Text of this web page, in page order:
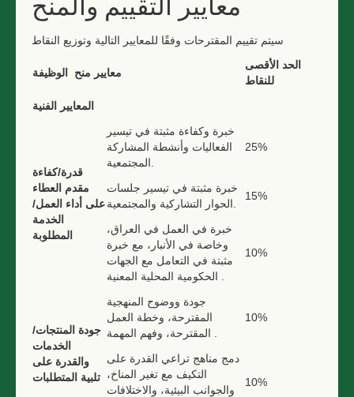
معايير التقييم والمنح
سيتم تقييم المقترحات وفقًا للمعايير التالية وتوزيع النقاط
معايير منح الوظيفة
الحد الأقصى
للنقاط
المعايير الفنية
قدرة/كفاءة
مقدم العطاء
على أداء العمل/
الخدمة
المطلوبة
خبرة وكفاءة مثبتة في تيسير
الفعاليات وأنشطة المشاركة
25%
خبرة مثبتة في تيسير جلسات
15%
خبرة في العمل في العراق،
وخاصة في الأنبار، مع خبرة
مثبتة في التعامل مع الجهات
10%
جودة المنتجات/
الخدمات
والقدرة على
تلبية المتطلبات
جودة ووضوح المنهجية
المقترحة، وخطة العمل
10%
دمج مناهج تراعي القدرة على
التكيف مع تغير المناخ،
والجوانب البيئية، والاختلافات
10%